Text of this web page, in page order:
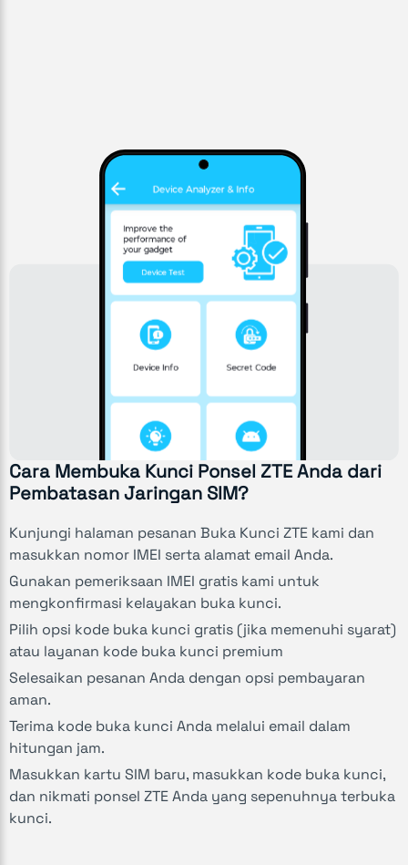
Cara Membuka Kunci Ponsel ZTE Anda dari
Pembatasan Jaringan SIM?
Kunjungi halaman pesanan Buka Kunci ZTE kami dan
masukkan nomor IMEI serta alamat email Anda.
Gunakan pemeriksaan IMEI gratis kami untuk
mengkonfirmasi kelayakan buka kunci.
Pilih opsi kode buka kunci gratis (jika memenuhi syarat)
atau layanan kode buka kunci premium
Selesaikan pesanan Anda dengan opsi pembayaran
aman.
Terima kode buka kunci Anda melalui email dalam
hitungan jam.
Masukkan kartu SIM baru, masukkan kode buka kunci,
dan nikmati ponsel ZTE Anda yang sepenuhnya terbuka
kunci.